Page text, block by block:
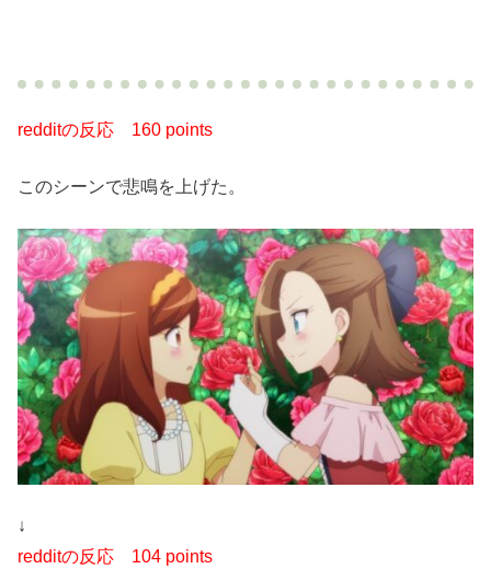
redditの反応 160 points
このシーンで悲鳴を上げた。
↓
redditの反応 104 points